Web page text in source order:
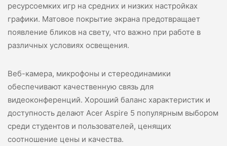
ресурсоемких игр на средних и низких настройках
графики. Матовое покрытие экрана предотвращает
появление бликов на свету, что важно при работе в
различных условиях освещения.
Веб-камера, микрофоны и стереодинамики
обеспечивают качественную связь для
видеоконференций. Хороший баланс характеристик и
доступность делают Acer Aspire 5 популярным выбором
среди студентов и пользователей, ценящих
соотношение цены и качества.